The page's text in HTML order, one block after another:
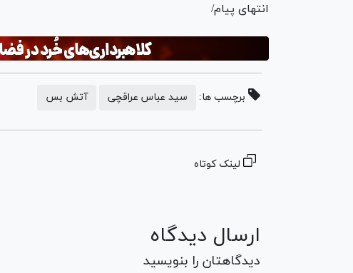
انتهای پیام/
برچسب ها: سید عباس عراقچی آتش بس
لینک کوتاه
ارسال دیدگاه
دیدگاهتان را بنویسید